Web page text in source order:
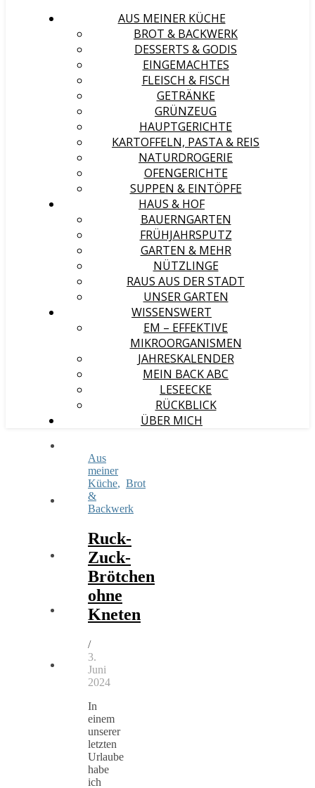
AUS MEINER KÜCHE
BROT & BACKWERK
DESSERTS & GODIS
EINGEMACHTES
FLEISCH & FISCH
GETRÄNKE
GRÜNZEUG
HAUPTGERICHTE
KARTOFFELN, PASTA & REIS
NATURDROGERIE
OFENGERICHTE
SUPPEN & EINTÖPFE
HAUS & HOF
BAUERNGARTEN
FRÜHJAHRSPUTZ
GARTEN & MEHR
NÜTZLINGE
RAUS AUS DER STADT
UNSER GARTEN
WISSENSWERT
EM – EFFEKTIVE
MIKROORGANISMEN
JAHRESKALENDER
MEIN BACK ABC
LESEECKE
RÜCKBLICK
ÜBER MICH
Aus
meiner
Küche, Brot
&
Backwerk
Ruck-
Zuck-
Brötchen
ohne
Kneten
/
3.
Juni
2024
In
einem
unserer
letzten
Urlaube
habe
ich